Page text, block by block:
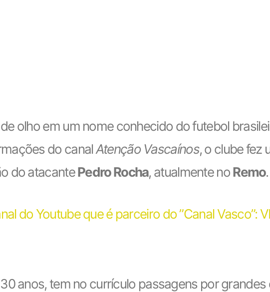
olho em um nome conhecido do futebol
do canalAtenção Vascaínos, o clube fez
do atacantePedro Rocha, atualmente noRemo.
do Youtube que é parceiro do ”Canal Vasco”:
anos, tem no currículo passagens por